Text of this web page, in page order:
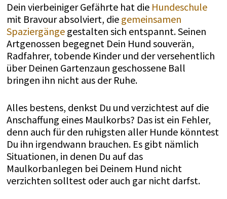
Dein vierbeiniger Gefährte hat die Hundeschule
mit Bravour absolviert, die gemeinsamen
Spaziergängegestalten sich entspannt. Seinen
Artgenossen begegnet Dein Hund souverän,
Radfahrer, tobende Kinder und der versehentlich
über Deinen Gartenzaun geschossene Ball
bringen ihn nicht aus der Ruhe.
Alles bestens, denkst Du und verzichtest auf die
Anschaffung eines Maulkorbs? Das ist ein Fehler,
denn auch für den ruhigsten aller Hunde könntest
Du ihn irgendwann brauchen. Es gibt nämlich
Situationen, in denen Du auf das
Maulkorbanlegen bei Deinem Hund nicht
verzichten solltest oder auch gar nicht darfst.